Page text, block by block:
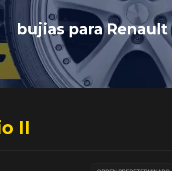
bujias para Renault
II